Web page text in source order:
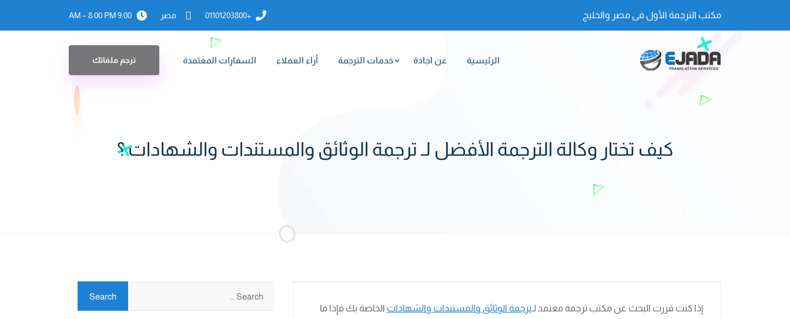
مكتب الترجمة الأول فى مصر والخليج +01101203800 مصر 9:00 AM – 8:00 PM
الرئيسية عن اجادة خدمات الترجمة أراء العملاء السفارات المعتمدة ترجم ملفاتك
كيف تختار وكالة الترجمة الأفضل لـ ترجمة الوثائق والمستندات والشهادات ؟
إذا كنت قررت البحث عن مكتب ترجمة معتمد لـ ترجمة الوثائق والمستندات والشهادات الخاصة بك فإذا ما